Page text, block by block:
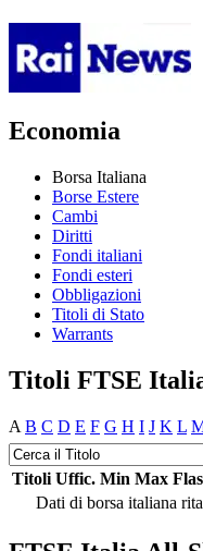
Economia
Borsa Italiana
Borse Estere
Cambi
Diritti
Fondi italiani
Fondi esteri
Obbligazioni
Titoli di Stato
Warrants
Titoli FTSE
A B C D E F G H I J K L
Titoli Uffic. Min Max
Dati di borsa italiana